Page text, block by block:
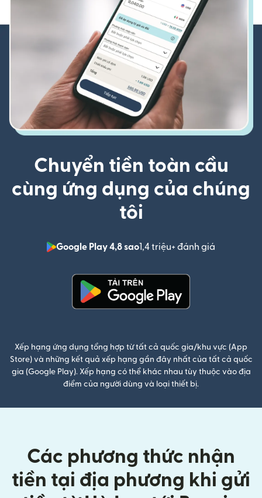
Chuyển tiền toàn cầu
cùng ứng dụng của chúng
tôi
Google Play 4,8 sao1,4 triệu+ đánh giá
Xếp hạng ứng dụng tổng hợp từ tất cả quốc gia/khu vực (App
Store) và những kết quả xếp hạng gần đây nhất của tất cả quốc
gia (Google Play). Xếp hạng có thể khác nhau tùy thuộc vào địa
điểm của người dùng và loại thiết bị.
Các phương thức nhận
tiền tại địa phương khi gửi